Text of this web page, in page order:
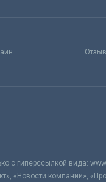
с гиперссылкой вида:
«Новости компаний»,